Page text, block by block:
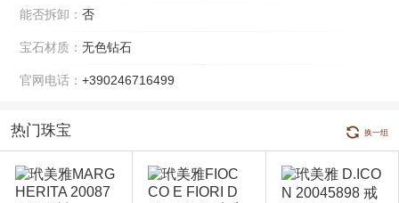
能否拆卸： 否
宝石材质： 无色钻石
官网电话： +390246716499
热门珠宝 换一组